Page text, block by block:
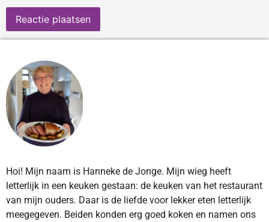
Hoi! Mijn naam is Hanneke de Jonge. Mijn wieg heeft
letterlijk in een keuken gestaan: de keuken van het restaurant
van mijn ouders. Daar is de liefde voor lekker eten letterlijk
meegegeven. Beiden konden erg goed koken en namen ons